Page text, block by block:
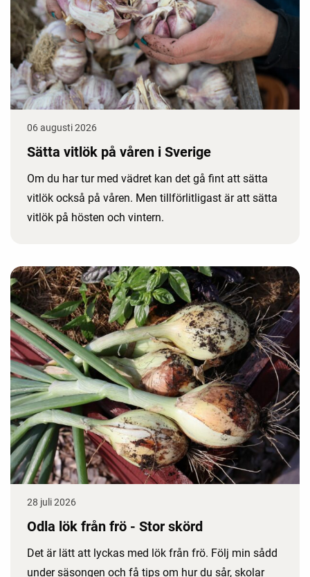
06 augusti 2026
Sätta vitlök på våren i Sverige
Om du har tur med vädret kan det gå fint att sätta
vitlök också på våren. Men tillförlitligast är att sätta
vitlök på hösten och vintern.
28 juli 2026
Odla lök från frö - Stor skörd
Det är lätt att lyckas med lök från frö. Följ min sådd
under säsongen och få tips om hur du sår, skolar